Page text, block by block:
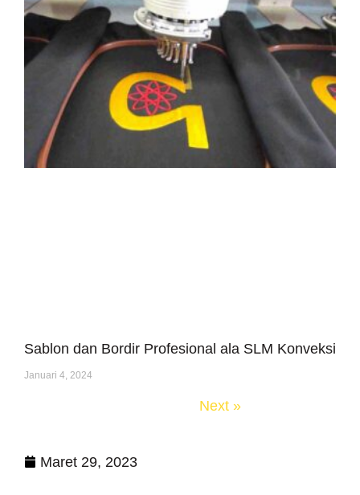
Maret 29, 2023
Sablon dan Bordir Profesional ala SLM Konveksi
Januari 4, 2024
Next »